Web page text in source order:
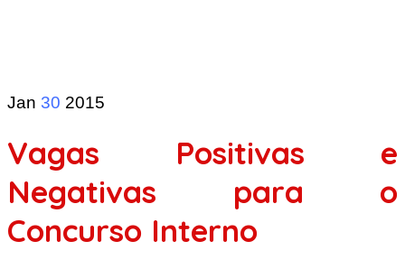
Jan 30 2015
Vagas Positivas e
Negativas para o
Concurso Interno